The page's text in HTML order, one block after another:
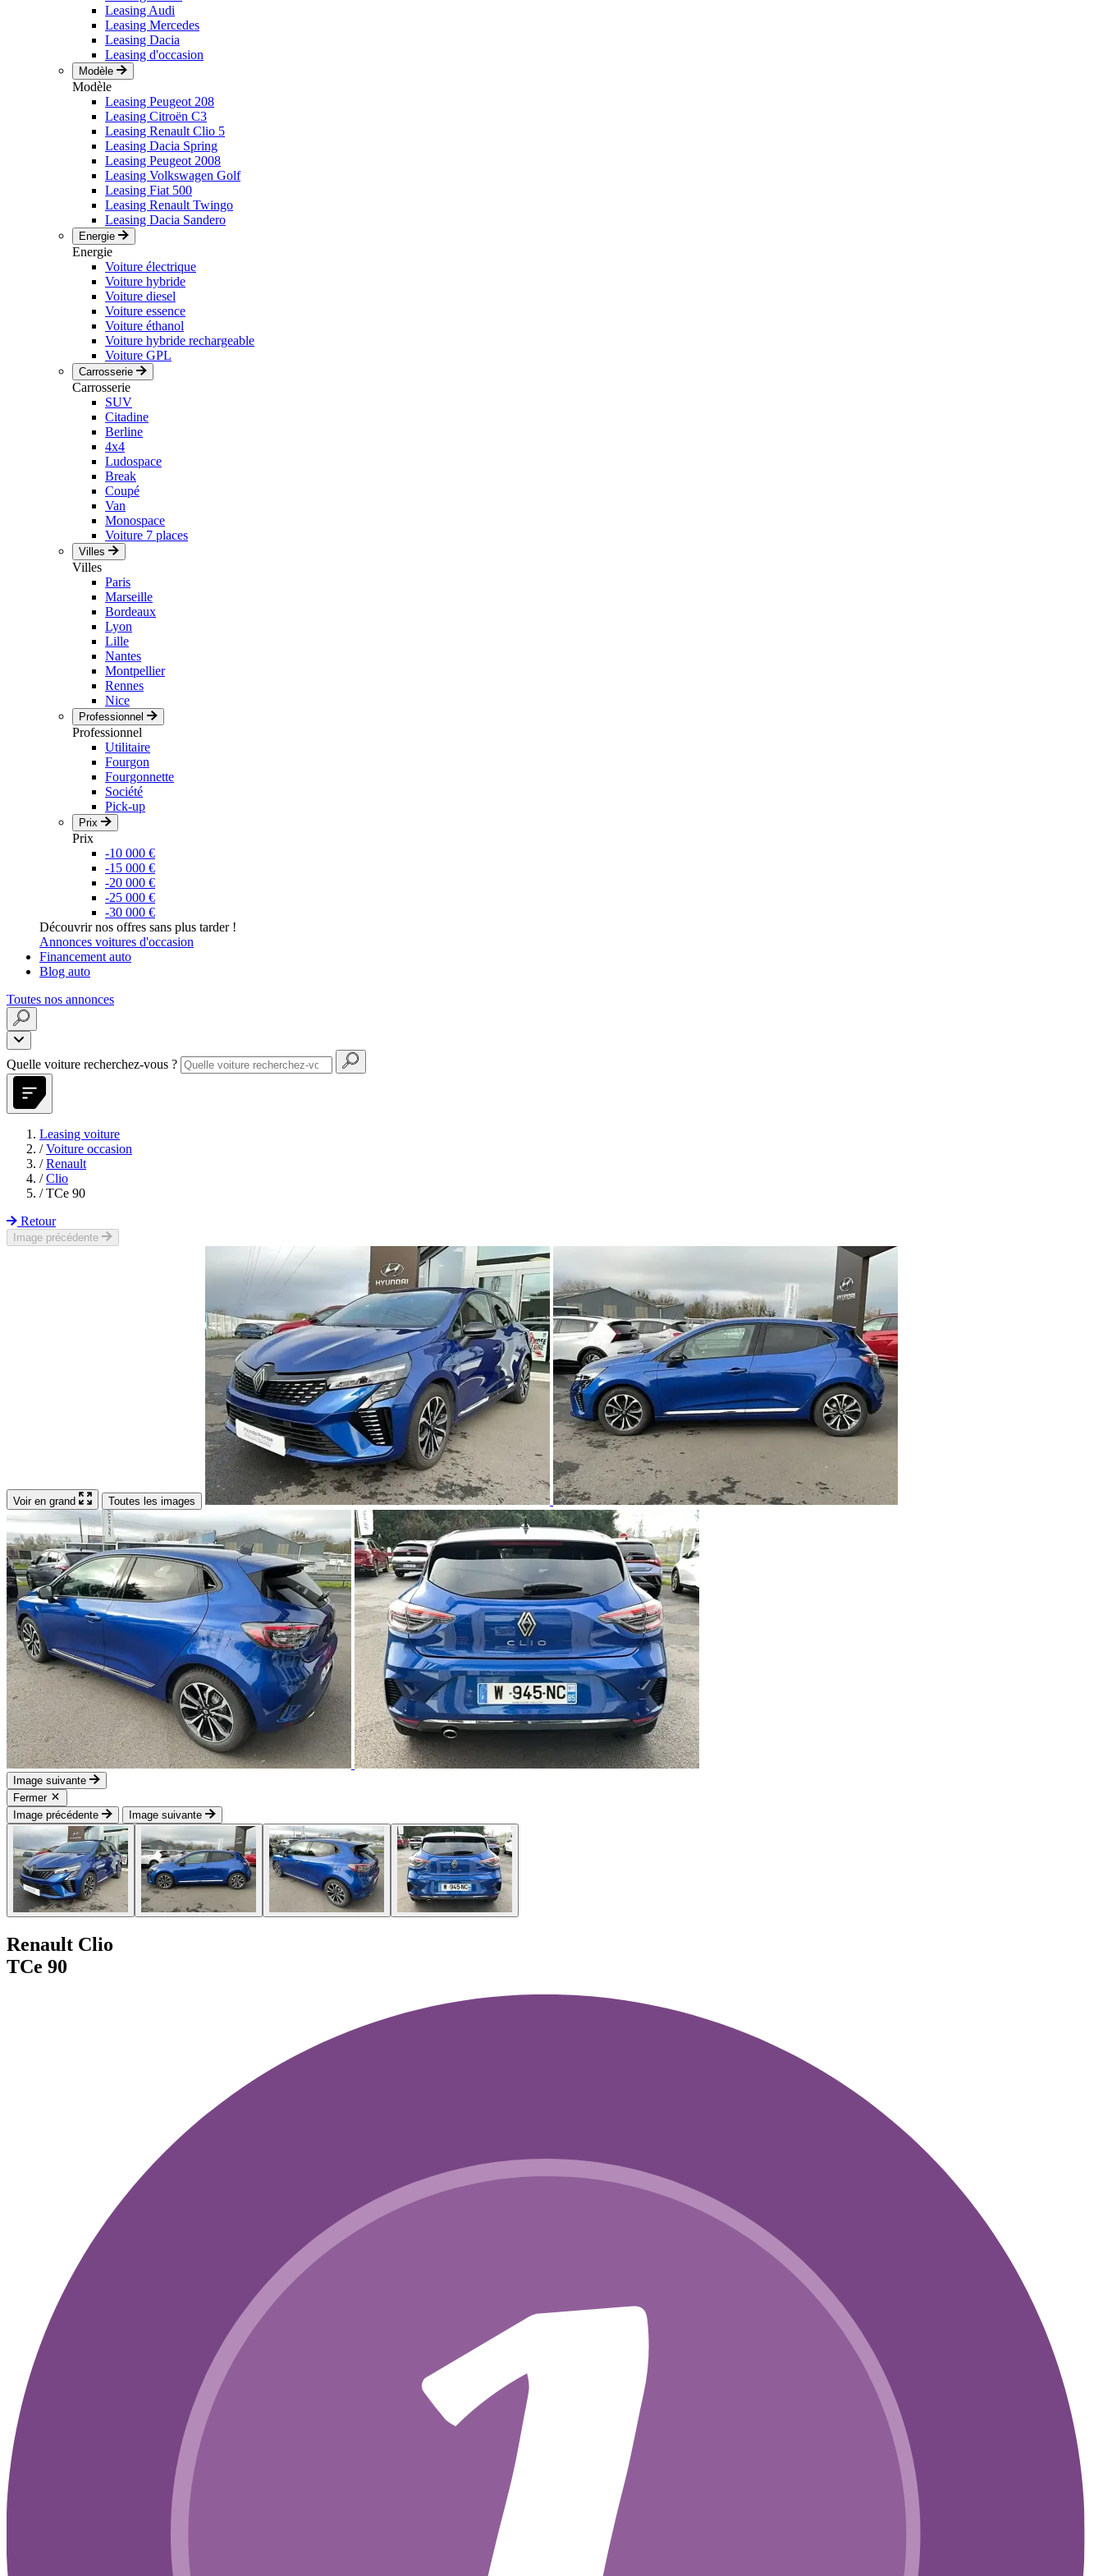
Leasing Audi
Leasing Mercedes
Leasing Dacia
Leasing d'occasion
Modèle
Modèle
Leasing Peugeot 208
Leasing Citroën C3
Leasing Renault Clio 5
Leasing Dacia Spring
Leasing Peugeot 2008
Leasing Volkswagen Golf
Leasing Fiat 500
Leasing Renault Twingo
Leasing Dacia Sandero
Energie
Energie
Voiture électrique
Voiture hybride
Voiture diesel
Voiture essence
Voiture éthanol
Voiture hybride rechargeable
Voiture GPL
Carrosserie
Carrosserie
SUV
Citadine
Berline
4x4
Ludospace
Break
Coupé
Van
Monospace
Voiture 7 places
Villes
Villes
Paris
Marseille
Bordeaux
Lyon
Lille
Nantes
Montpellier
Rennes
Nice
Professionnel
Professionnel
Utilitaire
Fourgon
Fourgonnette
Société
Pick-up
Prix
Prix
-10 000 €
-15 000 €
-20 000 €
-25 000 €
-30 000 €
Découvrir nos offres sans plus tarder !
Annonces voitures d'occasion
Financement auto
Blog auto
Toutes nos annonces
Quelle voiture recherchez-vous ?
Leasing voiture
/ Voiture occasion
/ Renault
/ Clio
/ TCe 90
Retour
Image précédente
Voir en grand Toutes les images
Image suivante
Fermer
Image précédente
Image suivante
Renault Clio
TCe 90